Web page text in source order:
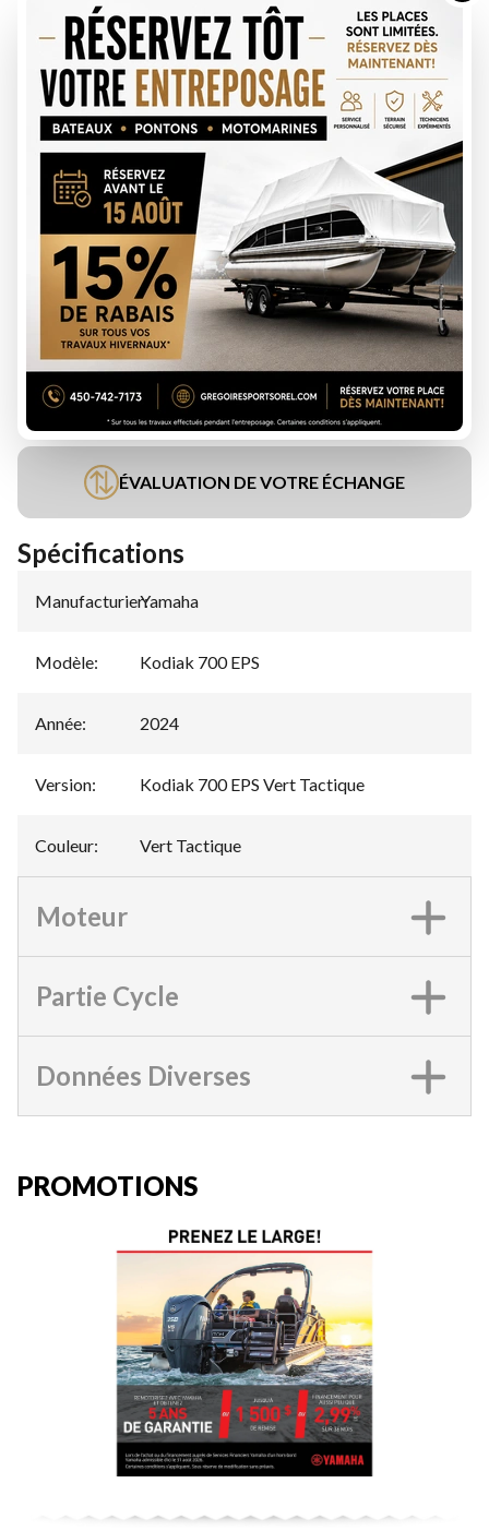
DEMANDE DE FINANCEMENT
ÉVALUATION DE VOTRE ÉCHANGE
Spécifications
Manufacturier:
Yamaha
Modèle: Kodiak 700 EPS
Année: 2024
Version: Kodiak 700 EPS Vert Tactique
Couleur: Vert Tactique
Moteur
Partie Cycle
Données Diverses
PROMOTIONS